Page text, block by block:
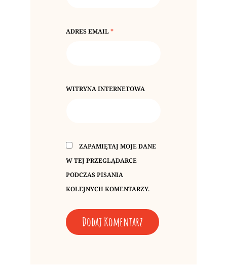
ADRES EMAIL*
WITRYNA INTERNETOWA
ZAPAMIĘTAJ MOJE DANE
W TEJ PRZEGLĄDARCE
PODCZAS PISANIA
KOLEJNYCH KOMENTARZY.